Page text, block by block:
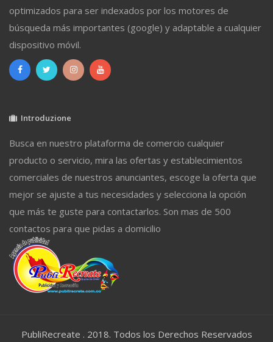
optimizados para ser indexados por los motores de
búsqueda más importantes (google) y adaptable a cualquier
dispositivo móvil.
Introduzione
Busca en nuestro plataforma de comercio cualquier
producto o servicio, mira las ofertas y establecimientos
comerciales de nuestros anunciantes, escoge la oferta que
mejor se ajuste a tus necesidades y selecciona la opción
que más te guste para contactarlos. Son mas de 500
contactos para que pidas a domicilio
PubliRecreate . 2018. Todos los Derechos Reservados